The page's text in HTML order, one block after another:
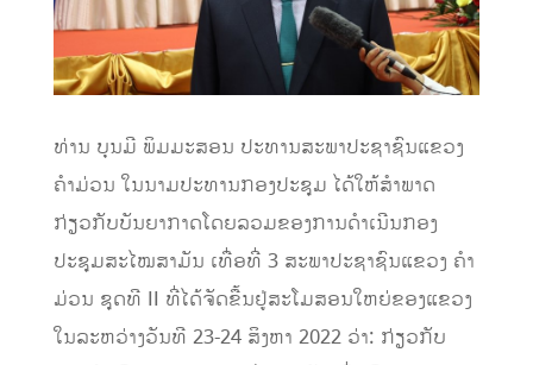
ທ່ານ ບຸນມີ ພິມມະສອນ ປະທານສະພາປະຊາຊົນແຂວງ
ຄຳມ່ວນ ໃນນາມປະທານກອງປະຊຸມ ໄດ້ໃຫ້ສໍາພາດ
ກ່ຽວກັບບັນຍາກາດໂດຍລວມຂອງການດໍາເນີນກອງ
ປະຊຸມສະໄໝສາມັນ ເທື່ອທີ່ 3 ສະພາປະຊາຊົນແຂວງ ຄໍາ
ມ່ວນ ຊຸດທີ II ທີ່ໄດ້ຈັດຂື້ນຢູ່ສະໂມສອນໃຫຍ່ຂອງແຂວງ
ໃນລະຫວ່າງວັນທີ 23-24 ສິງຫາ 2022 ວ່າ: ກ່ຽວກັບ